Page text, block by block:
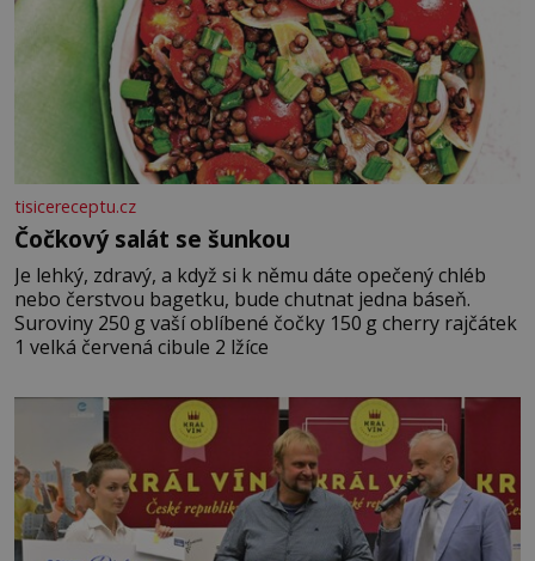
tisicereceptu.cz
Čočkový salát se šunkou
Je lehký, zdravý, a když si k němu dáte opečený chléb
nebo čerstvou bagetku, bude chutnat jedna báseň.
Suroviny 250 g vaší oblíbené čočky 150 g cherry rajčátek
1 velká červená cibule 2 lžíce